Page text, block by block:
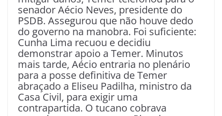
senador Aécio Neves, presidente do
PSDB. Assegurou que não houve dedo
do governo na manobra. Foi suficiente:
Cunha Lima recuou e decidiu
demonstrar apoio a Temer. Minutos
mais tarde, Aécio entraria no plenário
para a posse definitiva de Temer
abraçado a Eliseu Padilha, ministro da
Casa Civil, para exigir uma
contrapartida. O tucano cobrava